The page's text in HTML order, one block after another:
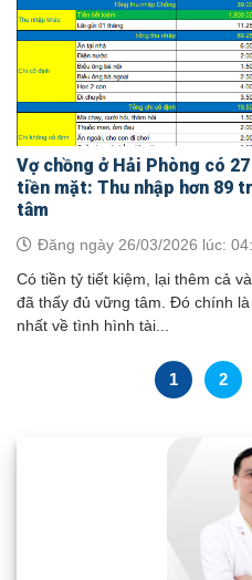
Vợ chồng ở Hải Phòng có
tiền mặt: Thu nhập hơn 89
tâm
Đăng ngày 26/03/2026 lúc:
Có tiền tỷ tiết kiệm, lại thêm cả
đã thấy đủ vững tâm. Đó chính
nhất về tình hình tài...
1 2